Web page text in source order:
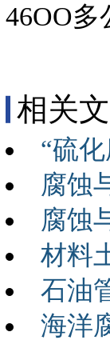
46OO
相关
“硫
腐蚀
腐蚀
材料
石油
海洋